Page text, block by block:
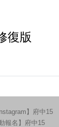
復版
】府中15
動報名】府中15